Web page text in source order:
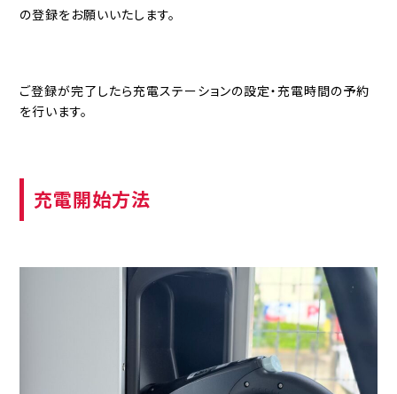
の登録をお願いいたします。
ご登録が完了したら充電ステーションの設定・充電時間の予約
を行います。
充電開始方法